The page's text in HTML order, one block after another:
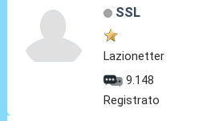
SSL
Lazionetter
9.148
Registrato